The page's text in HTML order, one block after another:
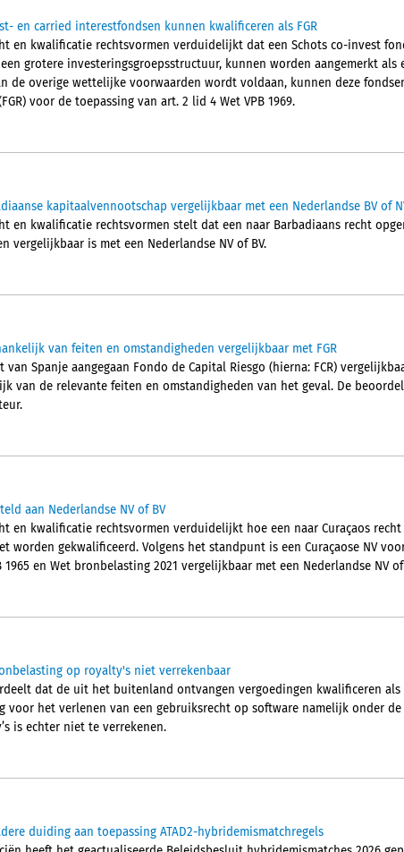
en carried interestfondsen kunnen kwalificeren als FGR
en kwalificatie rechtsvormen verduidelijkt dat een Schots co-invest
grotere investeringsgroepsstructuur, kunnen worden aangemerkt als
de overige wettelijke voorwaarden wordt voldaan, kunnen deze
voor de toepassing van art. 2 lid 4 Wet VPB 1969.
kapitaalvennootschap vergelijkbaar met een Nederlandse BV of
en kwalificatie rechtsvormen stelt dat een naar Barbadiaans recht
vergelijkbaar is met een Nederlandse NV of BV.
van feiten en omstandigheden vergelijkbaar met FGR
Spanje aangegaan Fondo de Capital Riesgo (hierna: FCR)
van de relevante feiten en omstandigheden van het geval. De
aan Nederlandse NV of BV
en kwalificatie rechtsvormen verduidelijkt hoe een naar Curaçaos
worden gekwalificeerd. Volgens het standpunt is een Curaçaose NV
1965 en Wet bronbelasting 2021 vergelijkbaar met een Nederlandse NV of
op royalty's niet verrekenbaar
dat de uit het buitenland ontvangen vergoedingen kwalificeren als
voor het verlenen van een gebruiksrecht op software namelijk onder de
is echter niet te verrekenen.
duiding aan toepassing ATAD2-hybridemismatchregels